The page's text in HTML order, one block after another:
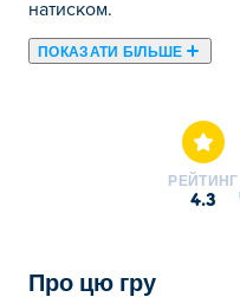
натиском.
ПОКАЗАТИ БІЛЬШЕ
РЕЙТИНГ
4.3
Про цю гру